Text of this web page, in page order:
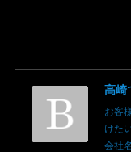
お客
けた
会社